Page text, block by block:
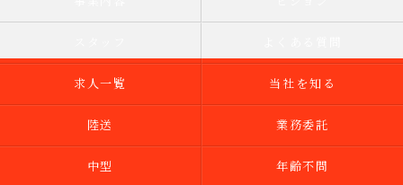
求人一覧 当社を知る
陸送 業務委託
中型 年齢不問